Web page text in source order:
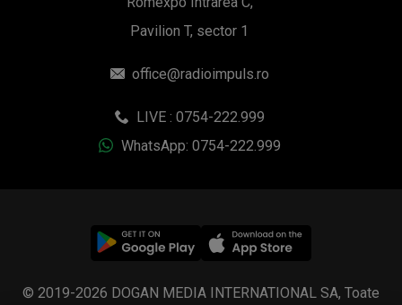
Pavilion T, sector 1
office@radioimpuls.ro
LIVE : 0754-222.999
WhatsApp: 0754-222.999
© 2019-2026 DOGAN MEDIA INTERNATIONAL SA, Toate